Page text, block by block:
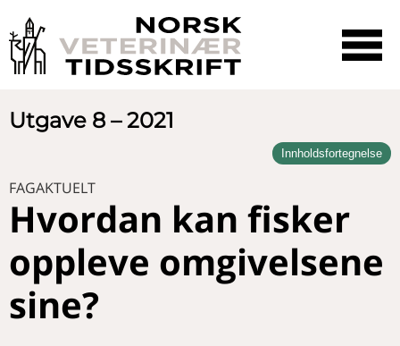
☰
Utgave 8 – 2021
Innholdsfortegnelse
Hurdalsplattformen
Derfor skal vi unngå at dyr lider
NYHETER
Nytt fra Veterinærforeningen
DEBATT
Når er det nødvendig at dyr må
lide?
FAGARTIKKEL
Vesikouretral refleksdyssynergi
hos hund – litteraturstudie og
fem kasuistikker
FAGAKTUELT
Hvordan kan fisker oppleve
FAGAKTUELT
Hvordan kan fisker
oppleve omgivelsene
sine?